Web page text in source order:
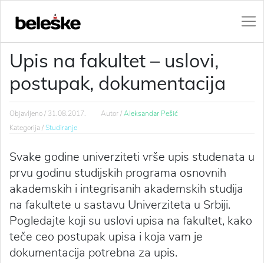
Upis na fakultet – uslovi,
postupak, dokumentacija
Objavljeno / 31.08.2017. Autor /Aleksandar Pešić
Kategorija /Studiranje
Svake godine univerziteti vrše upis studenata u
prvu godinu studijskih programa osnovnih
akademskih i integrisanih akademskih studija
na fakultete u sastavu Univerziteta u Srbiji.
Pogledajte koji su uslovi upisa na fakultet, kako
teče ceo postupak upisa i koja vam je
dokumentacija potrebna za upis.